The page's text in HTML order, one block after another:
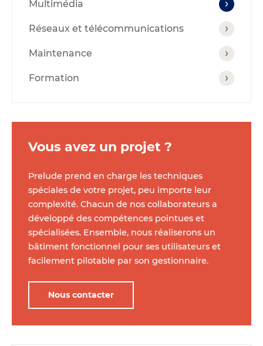
Multimédia
Réseaux et télécommunications
Maintenance
Formation
Vous avez un projet ?
Prelude prend en charge les techniques
spéciales de votre projet, peu importe leur
complexité. Chacun de nos collaborateurs a
développé des compétences pointues et
spécialisées. Ensemble, nous réaliserons un
bâtiment fonctionnel pour ses utilisateurs et
facilement pilotable par son gestionnaire.
Nous contacter